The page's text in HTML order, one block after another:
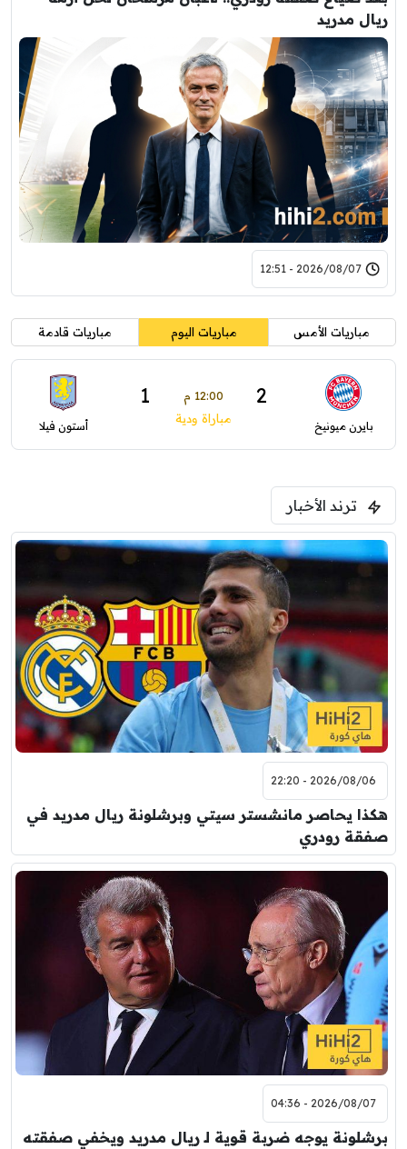
ريال مدريد
2026/08/07 - 12:51
مباريات الأمس مباريات اليوم مباريات قادمة
بايرن ميونيخ
2 12:00 م 1
مباراة ودية أستون فيلا
ترند الأخبار
2026/08/06 - 22:20
هكذا يحاصر مانشستر سيتي وبرشلونة ريال مدريد في
صفقة رودري
2026/08/07 - 04:36
برشلونة يوجه ضربة قوية لـ ريال مدريد ويخفي صفقته